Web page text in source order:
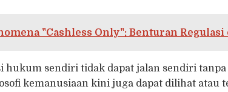
"Cashless Only": Benturan Regulasi
hukum sendiri tidak dapat jalan sendiri
kemanusiaan kini juga dapat dilihat atau